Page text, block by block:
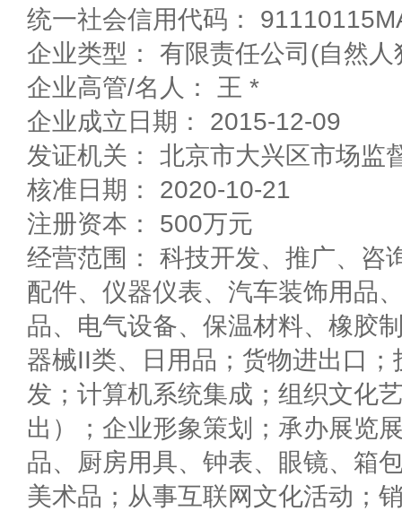
统一社会信用代码：
企业类型： 有限责任公司(自然人
企业高管/名人： 王 *
企业成立日期： 2015-12-09
发证机关： 北京市大兴区市场监
核准日期： 2020-10-21
注册资本： 500万元
经营范围： 科技开发、推广、咨
配件、仪器仪表、汽车装饰用品
品、电气设备、保温材料、橡胶
器械II类、日用品；货物进出口
发；计算机系统集成；组织文化
出）；企业形象策划；承办展览
品、厨房用具、钟表、眼镜、箱
美术品；从事互联网文化活动；